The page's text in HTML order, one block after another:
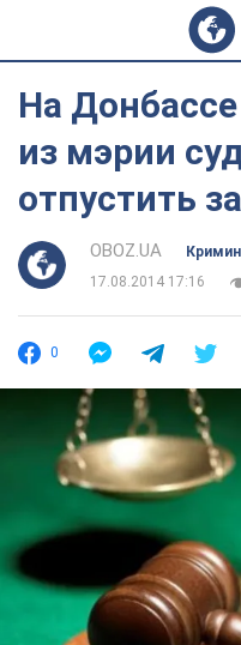
На
из мэрии
отпустить
OBOZ.UA
17.08.2014 17:16
0